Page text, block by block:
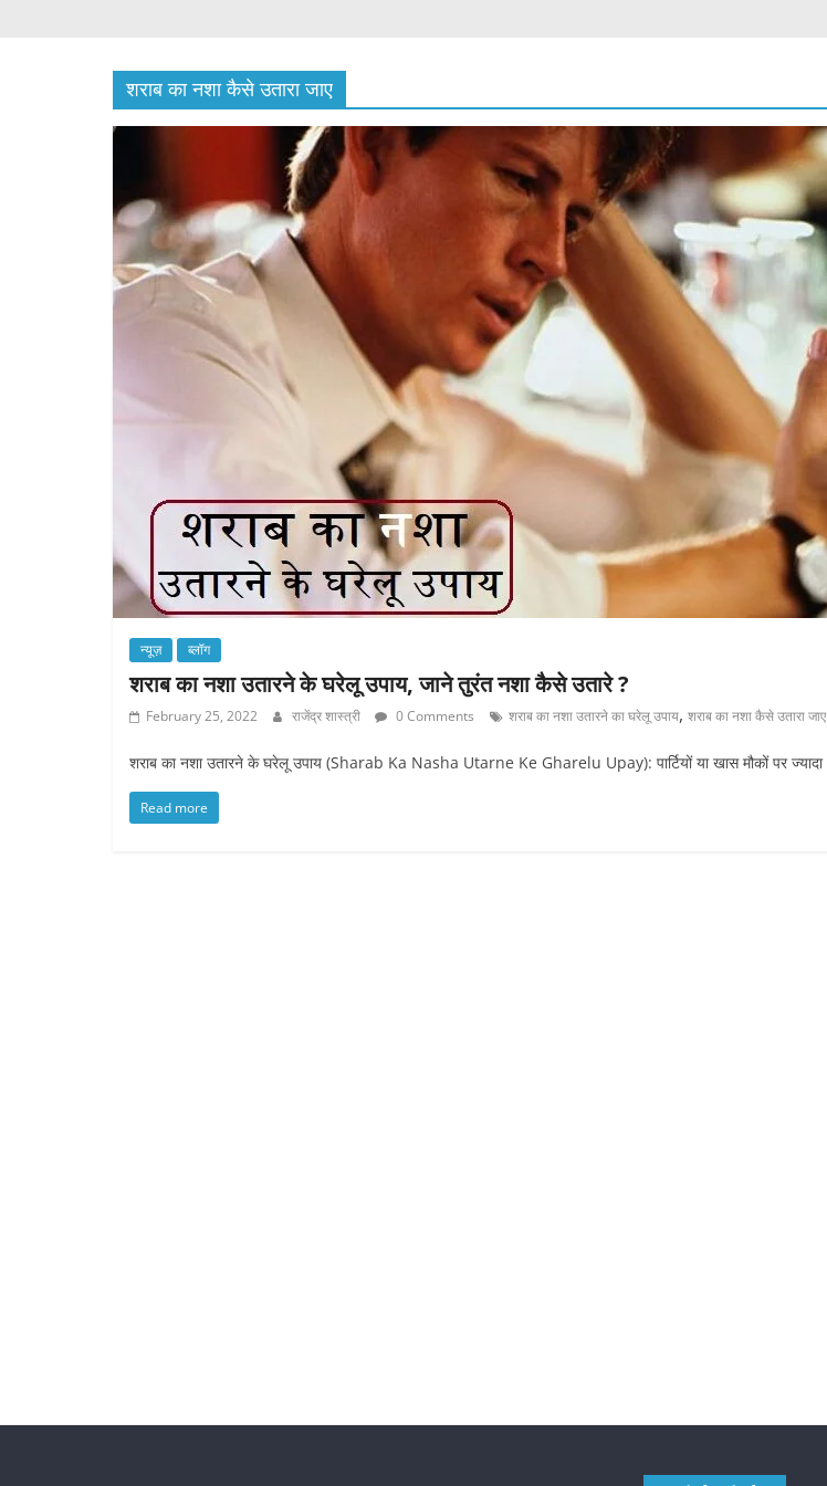
शराब का नशा कैसे उतारा जाए
न्यूज़ ब्लॉग
शराब का नशा उतारने के घरेलू उपाय, जाने तुरंत नशा कैसे उतारे ?
February 25, 2022 राजेंद्र शास्त्री 0 Comments शराब का नशा उतारने का घरेलू उपाय, शराब का नशा कैसे उतारा जाए
शराब का नशा उतारने के घरेलू उपाय (Sharab Ka Nasha Utarne Ke Gharelu Upay): पार्टियों या खास मौकों पर ज्यादा
Read more